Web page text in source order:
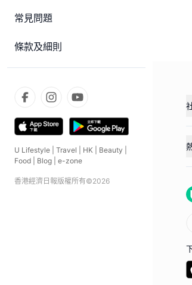
常見問題
條款及細則
U Lifestyle Travel HK Beauty
Food
Blog e-zone
香港經濟日報版權所有©2026